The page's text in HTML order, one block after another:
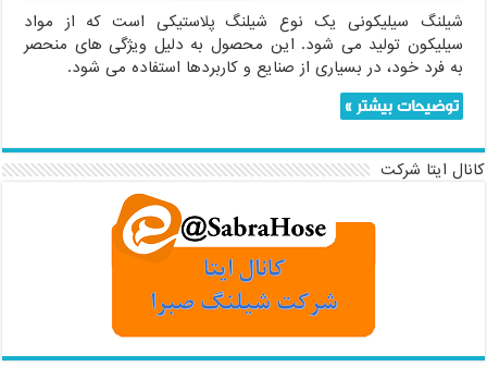
شیلنگ سیلیکونی یک نوع شیلنگ پلاستیکی است که از مواد
سیلیکون تولید می شود. این محصول به دلیل ویژگی های منحصر
به فرد خود، در بسیاری از صنایع و کاربردها استفاده می شود.
توضیحات بیشتر »
کانال ایتا شرکت